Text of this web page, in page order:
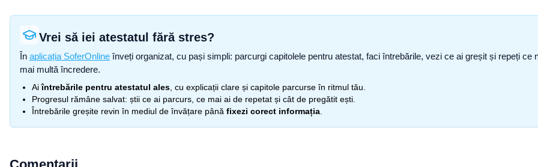
Vrei să iei atestatul fără stres?
În aplicația SoferOnline înveți organizat, cu pași simpli: parcurgi capitolele pentru atestat, faci întrebările, vezi ce ai greșit și repeți
mai multă încredere.
Aiîntrebările pentru atestatul ales , cu explicații clare și capitole parcurse în ritmul tău.
Progresul rămâne salvat: știi ce ai parcurs, ce mai ai de repetat și cât de pregătit ești.
Întrebările greșite revin în mediul de învățare până fixezi corect informația